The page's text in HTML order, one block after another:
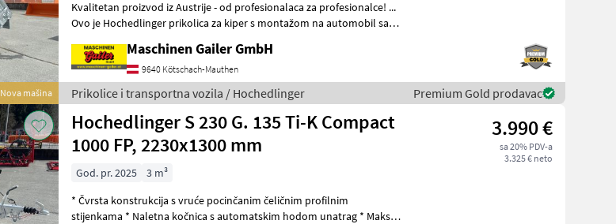
Nova mašina
Kvalitetan proizvod iz Austrije - od profesionalaca za profesionalce! ...
Ovo je Hochedlinger prikolica za kiper s montažom na automobil sa
Maschinen Gailer GmbH
9640 Kötschach-Mauthen
Prikolice i transportna vozila / Hochedlinger Premium Gold prodavac
Hochedlinger S 230 G. 135 Ti-K Compact
1000 FP, 2230x1300 mm
3.990 €
sa 20% PDV-a
3.325 € neto
God. pr. 2025
3 m³
* Čvrsta konstrukcija s vruće pocinčanim čeličnim profilnim
stijenkama * Naletna kočnica s automatskim hodom unatrag * Maks.